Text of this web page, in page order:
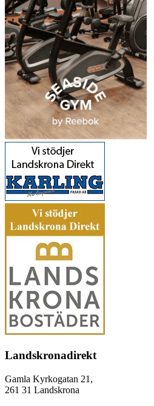
Landskronadirekt
Gamla Kyrkogatan 21,
261 31 Landskrona